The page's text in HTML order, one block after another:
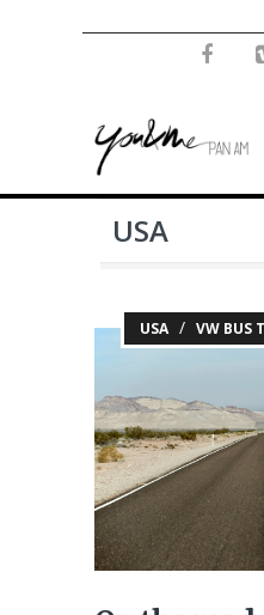
USA
USA / VW BUS